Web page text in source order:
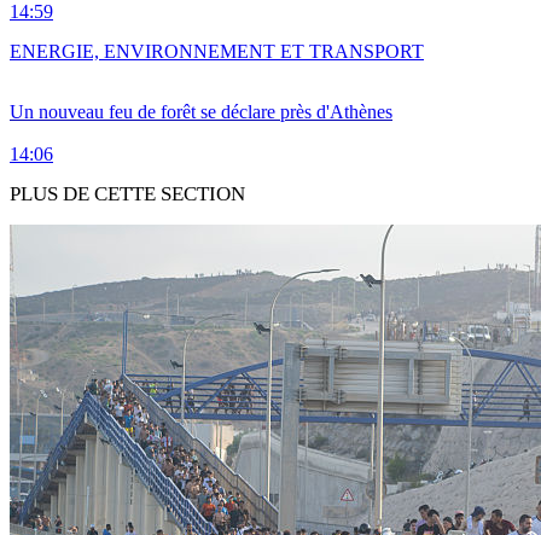
14:59
Un nouveau feu de forêt se déclare près d'Athènes
14:06
ENERGIE, ENVIRONNEMENT ET TRANSPORT
PLUS DE CETTE SECTION